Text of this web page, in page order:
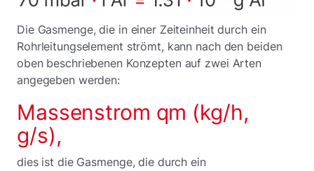
Die Gasmenge, die in einer Zeiteinheit durch ein
Rohrleitungselement strömt, kann nach den beiden
oben beschriebenen Konzepten auf zwei Arten
angegeben werden:
Massenstrom qm (kg/h,
g/s),
dies ist die Gasmenge, die durch ein